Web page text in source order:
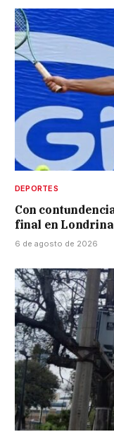
DEPORTES
Con
final en Londrina
6 de agosto de 2026